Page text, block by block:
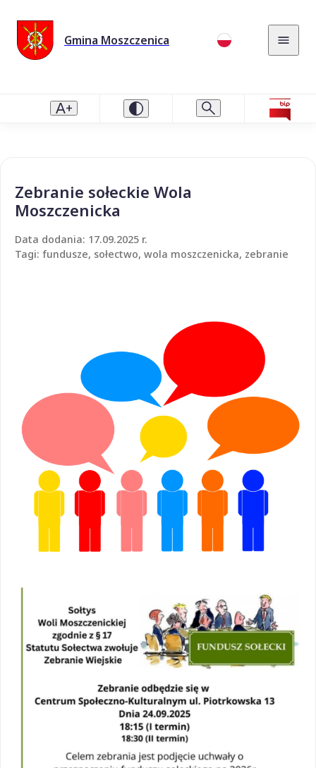
Gmina Moszczenica
Zebranie sołeckie Wola
Moszczenicka
Data dodania: 17.09.2025 r.
Tagi: fundusze, sołectwo, wola moszczenicka, zebranie